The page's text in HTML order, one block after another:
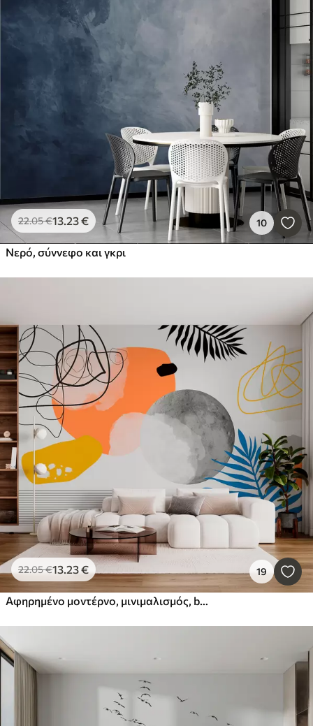
22.05€13.23€ 10
Νερό, σύννεφο και γκρι
22.05€13.23€ 19
Αφηρημένο μοντέρνο, μινιμαλισμός, boho, γεωμετρία, κηλίδες ακουαρέλας, πανσέληνος, σιλουέτα φύλλων φοίνικα, τοπογραφία, πολυπλοκότητα, πορτοκαλί, κίτρινο, γκρι